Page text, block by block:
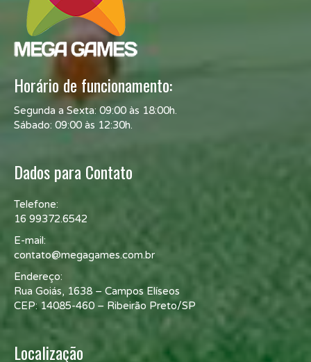
Horário de funcionamento:
Segunda a Sexta: 09:00 às 18:00h.
Sábado: 09:00 às 12:30h.
Dados para Contato
Telefone:
16 99372.6542
E-mail:
contato@megagames.com.br
Endereço:
Rua Goiás, 1638 – Campos Elíseos
CEP: 14085-460 – Ribeirão Preto/SP
Localização